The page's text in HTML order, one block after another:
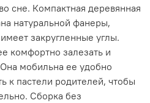
сне. Компактная деревянная
натуральной фанеры,
закругленные углы.
комфортно залезать и
мобильна ее удобно
к пастели родителей, чтобы
Сборка без